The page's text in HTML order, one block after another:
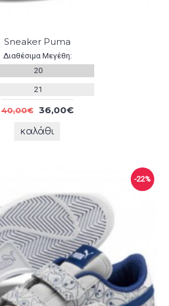
Sneaker Puma
Διαθέσιμα Μεγέθη:
20
21
40,00€ 36,00€
καλάθι
-22%